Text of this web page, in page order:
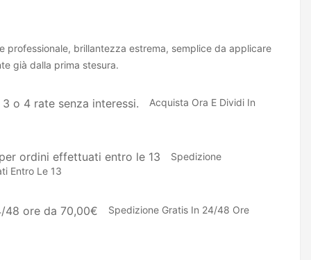
professionale, brillantezza estrema, semplice da applicare
già dalla prima stesura.
Acquista Ora E Dividi In
Spedizione
Entro Le 13
Spedizione Gratis In 24/48 Ore